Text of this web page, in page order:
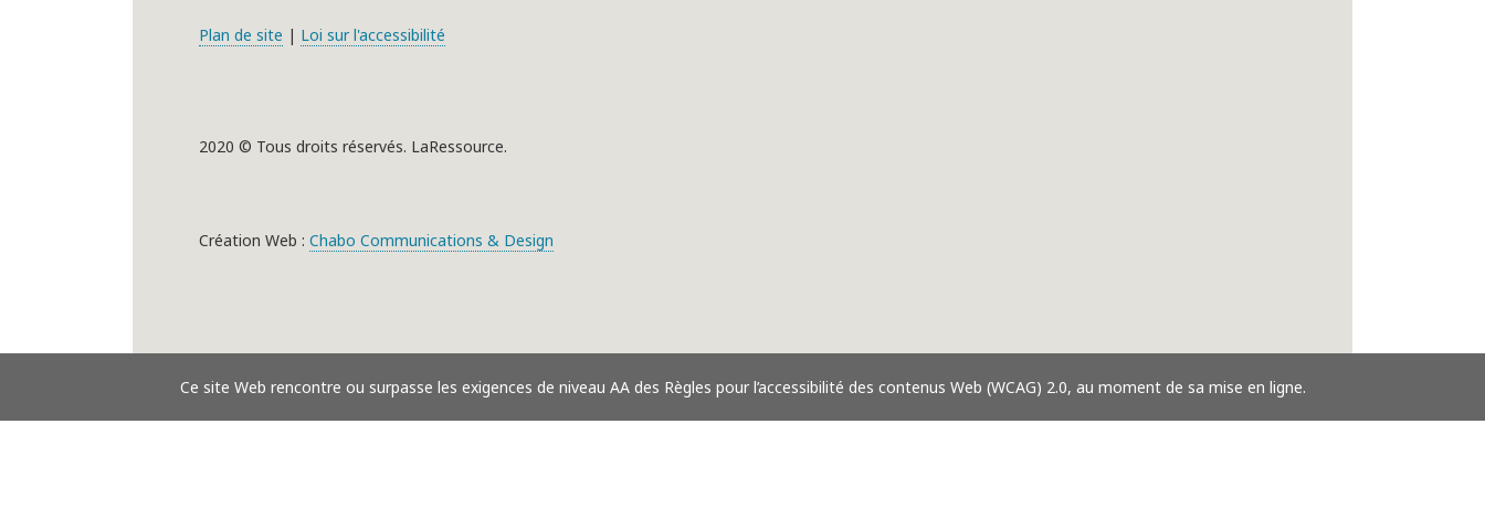
Plan de site | Loi sur l'accessibilité
2020 © Tous droits réservés. LaRessource.
Création Web : Chabo Communications & Design
Ce site Web rencontre ou surpasse les exigences de niveau AA des Règles pour l’accessibilité des contenus Web (WCAG) 2.0, au moment de sa mise en ligne.